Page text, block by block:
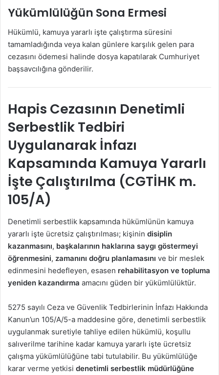
Yükümlülüğün Sona Ermesi
Hükümlü, kamuya yararlı işte çalıştırma süresini
tamamladığında veya kalan günlere karşılık gelen para
cezasını ödemesi halinde dosya kapatılarak Cumhuriyet
başsavcılığına gönderilir.
Hapis Cezasının Denetimli
Serbestlik Tedbiri
Uygulanarak İnfazı
Kapsamında Kamuya Yararlı
İşte Çalıştırılma (CGTİHK m.
105/A)
Denetimli serbestlik kapsamında hükümlünün kamuya
yararlı işte ücretsiz çalıştırılması; kişinin disiplin
kazanmasını, başkalarının haklarına saygı göstermeyi
öğrenmesini, zamanını doğru planlamasını ve bir meslek
edinmesini hedefleyen, esasen rehabilitasyon ve topluma
yeniden kazandırma amacını güden bir yükümlülüktür.
5275 sayılı Ceza ve Güvenlik Tedbirlerinin İnfazı Hakkında
Kanun’un 105/A/5-a maddesine göre, denetimli serbestlik
uygulanmak suretiyle tahliye edilen hükümlü, koşullu
salıverilme tarihine kadar kamuya yararlı işte ücretsiz
çalışma yükümlülüğüne tabi tutulabilir. Bu yükümlülüğe
karar verme yetkisi denetimli serbestlik müdürlüğüne